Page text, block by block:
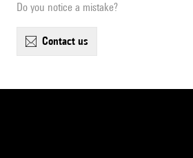
Do you notice a mistake?
contact us